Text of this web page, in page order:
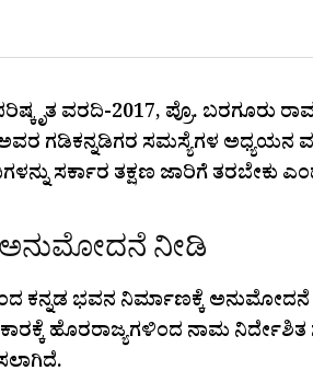
ವರದಿ-2017, ಪ್ರೊ. ಬರಗೂರು
ಗಡಿಕನ್ನಡಿಗರ ಸಮಸ್ಯೆಗಳ ಅಧ್ಯಯನ
ಸರ್ಕಾರ ತಕ್ಷಣ ಜಾರಿಗೆ ತರಬೇಕು
ಅನುಮೋದನೆ ನೀಡಿ
ಕನ್ನಡ ಭವನ ನಿರ್ಮಾಣಕ್ಕೆ
ಹೊರರಾಜ್ಯಗಳಿಂದ ನಾಮ ನಿರ್ದೇಶಿತ